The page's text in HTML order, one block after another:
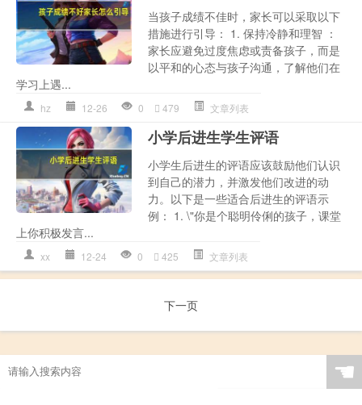
当孩子成绩不佳时，家长可以采取以下
措施进行引导： 1. 保持冷静和理智 ：
家长应避免过度焦虑或责备孩子，而是
以平和的心态与孩子沟通，了解他们在
学习上遇...
hz 12-26 0 479 文章列表
小学后进生学生评语
小学生后进生的评语应该鼓励他们认识
到自己的潜力，并激发他们改进的动
力。以下是一些适合后进生的评语示
例： 1. \"你是个聪明伶俐的孩子，课堂
上你积极发言...
xx 12-24 0 425 文章列表
下一页
☚